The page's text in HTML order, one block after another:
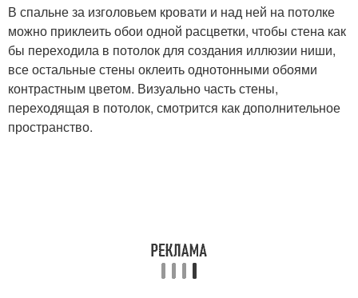
В спальне за изголовьем кровати и над ней на потолке
можно приклеить обои одной расцветки, чтобы стена как
бы переходила в потолок для создания иллюзии ниши,
все остальные стены оклеить однотонными обоями
контрастным цветом. Визуально часть стены,
переходящая в потолок, смотрится как дополнительное
пространство.